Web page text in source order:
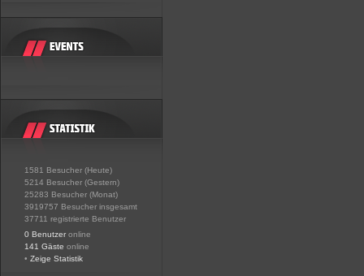
1581 Besucher (Heute)
5214 Besucher (Gestern)
25283 Besucher (Monat)
3919757 Besucher insgesamt
37711 registrierte Benutzer
0 Benutzer online
141 Gäste online
• Zeige Statistik